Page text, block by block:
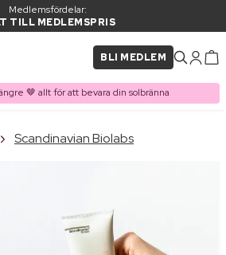
Medlemsfördelar:
TILL MEDLEMSPRIS
BLI MEDLEM
🤎 allt för att bevara din solbränna
I VARUKORGEN
Scandinavian Biolabs